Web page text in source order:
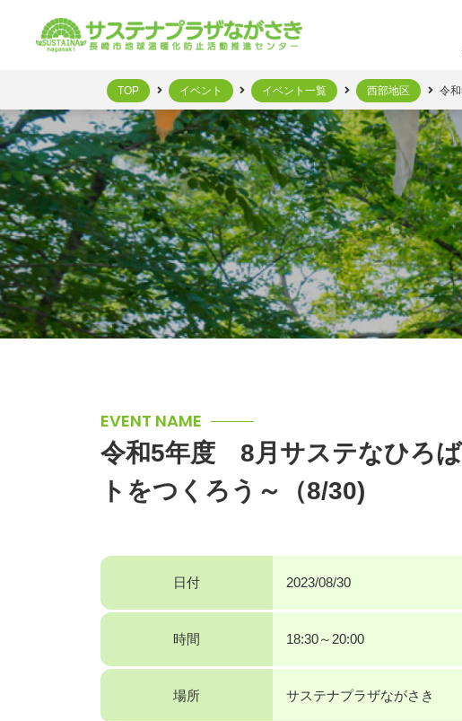
TOP イベント イベント一覧 西部地区 令
EVENT NAME
令和5年度 8月サステなひろ
トをつくろう～（8/30)
日付 2023/08/30
時間 18:30～20:00
場所 サステナプラザながさき